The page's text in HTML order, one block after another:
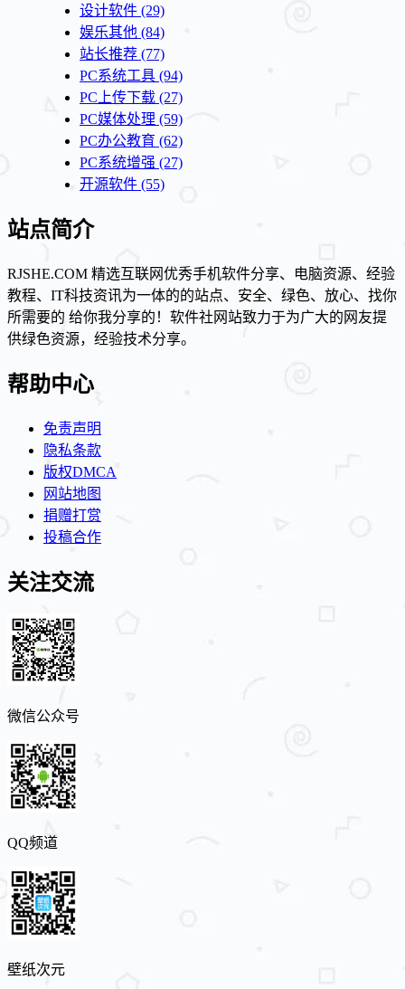
设计软件 (29)
娱乐其他 (84)
站长推荐 (77)
PC系统工具 (94)
PC上传下载 (27)
PC媒体处理 (59)
PC办公教育 (62)
PC系统增强 (27)
开源软件 (55)
站点简介
RJSHE.COM 精选互联网优秀手机软件分享、电脑资源、经验
教程、IT科技资讯为一体的的站点、安全、绿色、放心、找你
所需要的 给你我分享的！软件社网站致力于为广大的网友提
供绿色资源，经验技术分享。
帮助中心
免责声明
隐私条款
版权DMCA
网站地图
捐赠打赏
投稿合作
关注交流
微信公众号
QQ频道
壁纸次元